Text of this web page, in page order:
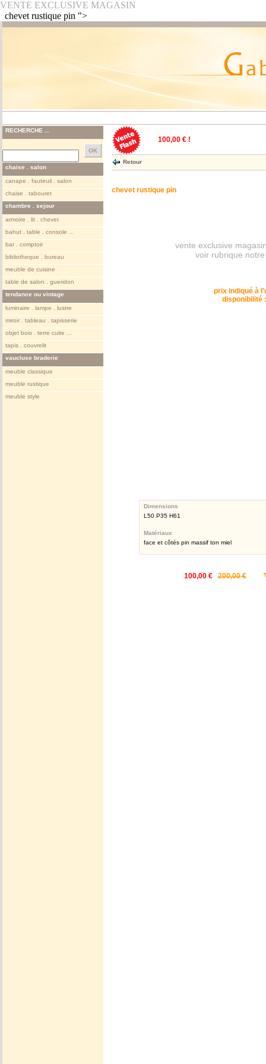
VENTE EXCLUSIVE MAGASIN
chevet rustique pin ">
RECHERCHE ...
chaise . salon
canape . fauteuil . salon
chaise . tabouret
chambre . sejour
armoire . lit . chevet
bahut . table . console ...
bar . comptoir
bibliotheque . bureau
meuble de cuisine
table de salon . gueridon
tendance ou vintage
luminaire . lampe . lustre
miroir . tableau . tapisserie
objet bois . terre cuite ...
tapis . couvrelit
vaucluse braderie
meuble classique
meuble rustique
meuble style
100,00 € !
Retour
chevet rustique pin
vente exclusive
voir rubrique
prix indiqué à
disponibilité
Dimensions
L50 P35 H61
Matériaux
face et côtés pin massif ton miel
100,00 € 200,00 €